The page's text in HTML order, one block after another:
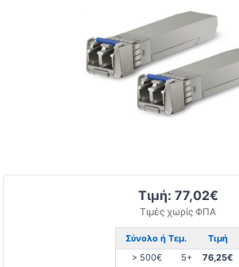
Τιμή: 77,02€
Τιμές χωρίς ΦΠΑ
Σύνολο ή Τεμ.
Τιμή
> 500€
5+
76,25€